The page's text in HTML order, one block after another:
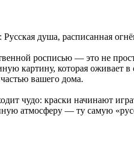
душа, расписанная
росписью — это не
картину, которая
вашего дома.
чудо: краски начинают
атмосферу — ту самую